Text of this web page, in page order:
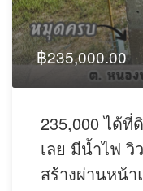
฿235,000.00
235,000 ได้ที่
เลย มีน้ำไฟ วิ
สร้างผ่านหน้